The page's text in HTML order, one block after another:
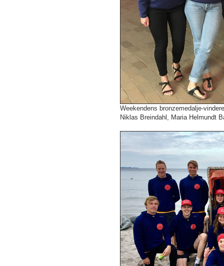
Weekendens bronzemedalje-
Niklas Breindahl, Maria Helmundt